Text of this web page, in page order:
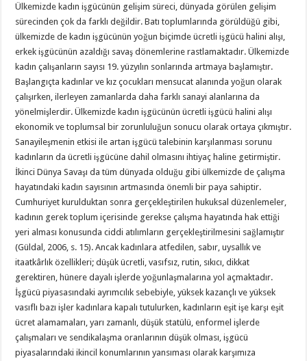
Ülkemizde kadın işgücünün gelişim süreci, dünyada görülen gelişim
sürecinden çok da farklı değildir. Batı toplumlarında görüldüğü gibi,
ülkemizde de kadın işgücünün yoğun biçimde ücretli işgücü halini alışı,
erkek işgücünün azaldığı savaş dönemlerine rastlamaktadır. Ülkemizde
kadın çalışanların sayısı 19. yüzyılın sonlarında artmaya başlamıştır.
Başlangıçta kadınlar ve kız çocukları mensucat alanında yoğun olarak
çalışırken, ilerleyen zamanlarda daha farklı sanayi alanlarına da
yönelmişlerdir. Ülkemizde kadın işgücünün ücretli işgücü halini alışı
ekonomik ve toplumsal bir zorunluluğun sonucu olarak ortaya çıkmıştır.
Sanayileşmenin etkisi ile artan işgücü talebinin karşılanması sorunu
kadınların da ücretli işgücüne dahil olmasını ihtiyaç haline getirmiştir.
İkinci Dünya Savaşı da tüm dünyada olduğu gibi ülkemizde de çalışma
hayatındaki kadın sayısının artmasında önemli bir paya sahiptir.
Cumhuriyet kurulduktan sonra gerçekleştirilen hukuksal düzenlemeler,
kadının gerek toplum içerisinde gerekse çalışma hayatında hak ettiği
yeri alması konusunda ciddi atılımların gerçekleştirilmesini sağlamıştır
(Güldal, 2006, s. 15). Ancak kadınlara atfedilen, sabır, uysallık ve
itaatkârlık özellikleri; düşük ücretli, vasıfsız, rutin, sıkıcı, dikkat
gerektiren, hünere dayalı işlerde yoğunlaşmalarına yol açmaktadır.
İşgücü piyasasındaki ayrımcılık sebebiyle, yüksek kazançlı ve yüksek
vasıflı bazı işler kadınlara kapalı tutulurken, kadınların eşit işe karşı eşit
ücret alamamaları, yarı zamanlı, düşük statülü, enformel işlerde
çalışmaları ve sendikalaşma oranlarının düşük olması, işgücü
piyasalarındaki ikincil konumlarının yansıması olarak karşımıza